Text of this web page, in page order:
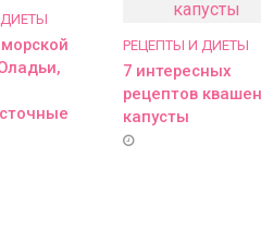
РЕЦЕПТЫ И ДИЕТЫ
7 интересных
рецептов
капусты